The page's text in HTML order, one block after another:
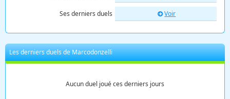
Ses derniers duels Voir
Les derniers duels de Marcodonzelli
Aucun duel joué ces derniers jours